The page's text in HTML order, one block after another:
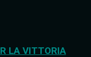
LA VITTORIA